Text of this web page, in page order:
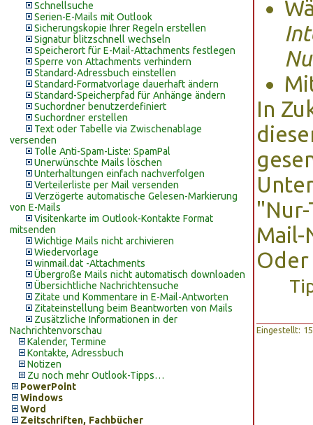
Schnellsuche
Serien-E-Mails mit Outlook
Sicherungskopie Ihrer Regeln erstellen
Signatur blitzschnell wechseln
Speicherort für E-Mail-Attachments festlegen
Sperre von Attachments verhindern
Standard-Adressbuch einstellen
Standard-Formatvorlage dauerhaft ändern
Standard-Speicherpfad für Anhänge ändern
Suchordner benutzerdefiniert
Suchordner erstellen
Text oder Tabelle via Zwischenablage
versenden
Tolle Anti-Spam-Liste: SpamPal
Unerwünschte Mails löschen
Unterhaltungen einfach nachverfolgen
Verteilerliste per Mail versenden
Verzögerte automatische Gelesen-Markierung
von E-Mails
Visitenkarte im Outlook-Kontakte Format
mitsenden
Wichtige Mails nicht archivieren
Wiedervorlage
winmail.dat -Attachments
Übergroße Mails nicht automatisch downloaden
Übersichtliche Nachrichtensuche
Zitate und Kommentare in E-Mail-Antworten
Zitateinstellung beim Beantworten von Mails
Zusätzliche Informationen in der
Nachrichtenvorschau
Kalender, Termine
Kontakte, Adressbuch
Notizen
Zu noch mehr Outlook-Tipps…
PowerPoint
Windows
Word
Zeitschriften, Fachbücher
In
Mail-
Oder
Eingestellt: